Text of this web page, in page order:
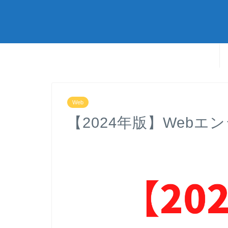
Web
【2024年版】Webエ